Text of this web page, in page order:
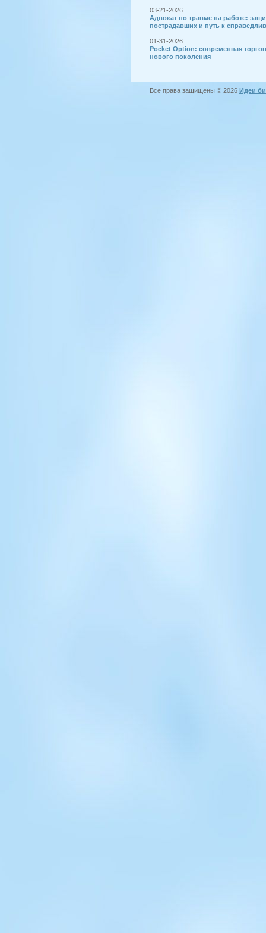
03-21-2026
Адвокат по травме на работе:
пострадавших и путь к
01-31-2026
Pocket Option: современная
нового поколения
Все права защищены © 2026 Идеи